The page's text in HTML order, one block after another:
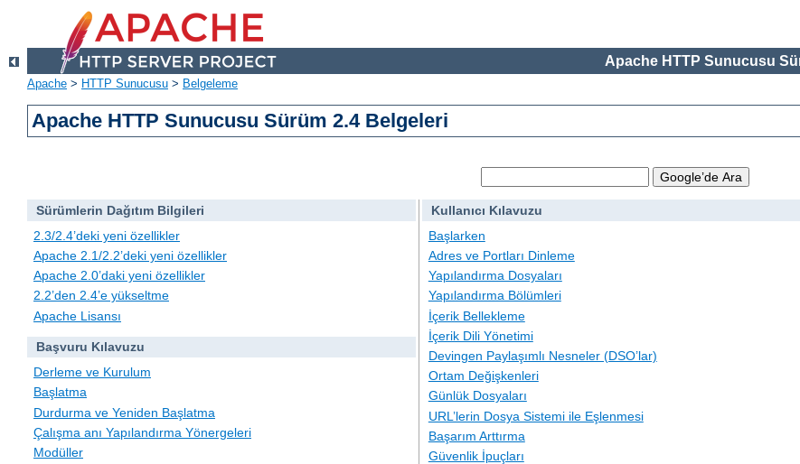
Apache HTTP Sunucusu
Apache > HTTP Sunucusu > Belgeleme
Apache HTTP Sunucusu Sürüm 2.4 Belgeleri
Sürümlerin Dağıtım Bilgileri
2.3/2.4’deki yeni özellikler
Apache 2.1/2.2’deki yeni özellikler
Apache 2.0’daki yeni özellikler
2.2’den 2.4’e yükseltme
Apache Lisansı
Başvuru Kılavuzu
Derleme ve Kurulum
Başlatma
Durdurma ve Yeniden Başlatma
Çalışma anı Yapılandırma Yönergeleri
Modüller
Kullanıcı Kılavuzu
Başlarken
Adres ve Portları Dinleme
Yapılandırma Dosyaları
Yapılandırma Bölümleri
İçerik Bellekleme
İçerik Dili Yönetimi
Devingen Paylaşımlı Nesneler (DSO’lar)
Ortam Değişkenleri
Günlük Dosyaları
URL’lerin Dosya Sistemi ile Eşlenmesi
Başarım Arttırma
Güvenlik İpuçları